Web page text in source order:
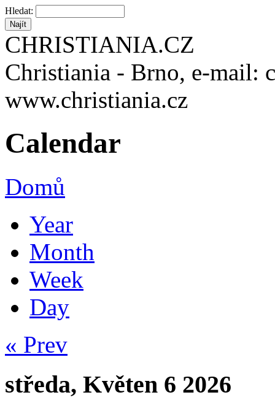
Hledat:
CHRISTIANIA.CZ
Christiania - Brno, e-mail:
www.christiania.cz
Calendar
Domů
Year
Month
Week
Day
« Prev
středa, Květen 6 2026